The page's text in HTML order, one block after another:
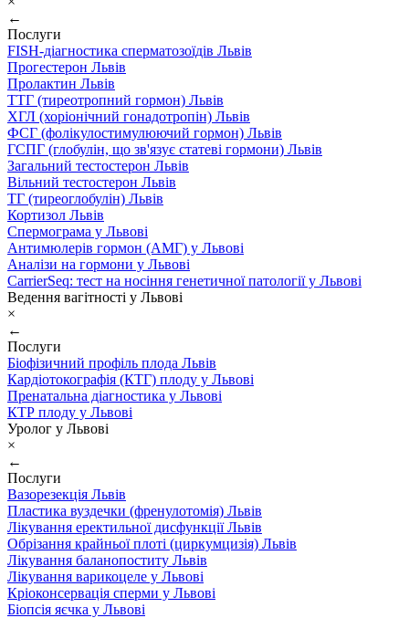
←
Послуги
FISH-діагностика сперматозоїдів Львів
Прогестерон Львів
Пролактин Львів
ТТГ (тиреотропний гормон) Львів
ХГЛ (хоріонічний гонадотропін) Львів
ФСГ (фолікулостимулюючий гормон) Львів
ГСПГ (глобулін, що зв'язує статеві гормони) Львів
Загальний тестостерон Львів
Вільний тестостерон Львів
ТГ (тиреоглобулін) Львів
Кортизол Львів
Спермограма у Львові
Антимюлерів гормон (АМГ) у Львові
Аналізи на гормони у Львові
CarrierSeq: тест на носіння генетичної патології у Львові
Ведення вагітності у Львові
×
←
Послуги
Біофізичний профіль плода Львів
Кардіотокографія (КТГ) плоду у Львові
Пренатальна діагностика у Львові
КТР плоду у Львові
Уролог у Львові
×
←
Послуги
Вазорезекція Львів
Пластика вуздечки (френулотомія) Львів
Лікування еректильної дисфункції Львів
Обрізання крайньої плоті (циркумцизія) Львів
Лікування баланопоститу Львів
Лікування варикоцеле у Львові
Кріоконсервація сперми у Львові
Біопсія яєчка у Львові